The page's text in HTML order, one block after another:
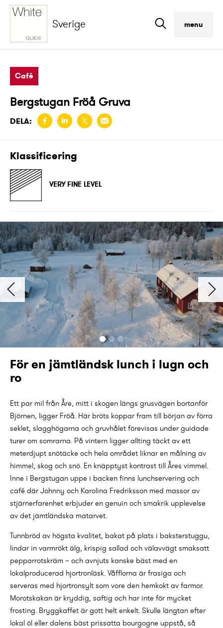
Sverige menu
Café
Bergstugan Fröå Gruva
DELA:
Klassificering
VERY FINE LEVEL
För en jämtländsk lunch i lugn och
ro
Ett par mil från Åre, mitt i skogen längs grusvägen bortanför
Björnen, ligger Fröå. Här bröts koppar fram till början av förra
seklet, slagghögarna och gruvhålet förevisas under guidade
turer om somrarna. På vintern ligger allting täckt av ett
meterdjupt snötäcke och hela området liknar en målning av
himmel, skog och snö. En knäpptyst kontrast till Åres vimmel.
Inne i Bergstugan uppe i backen finns lunchservering och
café där Johnny och Karolina Fredriksson med massor av
stjärnerfarenhet erbjuder en genuin och smakrik upplevelse
av det jämtländska matarvet.
Tunnbröd av högsta kvalitet, bakat på plats i baksterstuggu,
lindar in varmrökt älg, krispig sallad och välavvägt smaksatt
pepparrotskräm – och avnjuts kanske bäst med en
lokalproducerad hjortronläsk. Våfflorna är frasiga och
serveras med hjortronsylt som vore den hemkokt av farmor.
Morotskakan är kryddig, saftig och har inte för mycket
frosting. Bryggkaffet är gott helt enkelt. Skulle längtan efter
lokal öl eller dalens bäst prissatta bourgogne uppstå, så